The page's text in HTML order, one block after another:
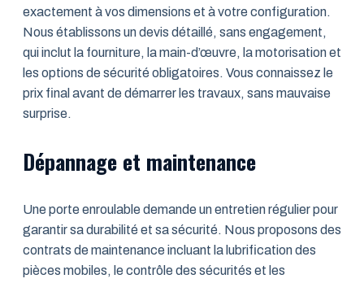
exactement à vos dimensions et à votre configuration.
Nous établissons un devis détaillé, sans engagement,
qui inclut la fourniture, la main-d’œuvre, la motorisation et
les options de sécurité obligatoires. Vous connaissez le
prix final avant de démarrer les travaux, sans mauvaise
surprise.
Dépannage et maintenance
Une porte enroulable demande un entretien régulier pour
garantir sa durabilité et sa sécurité. Nous proposons des
contrats de maintenance incluant la lubrification des
pièces mobiles, le contrôle des sécurités et les